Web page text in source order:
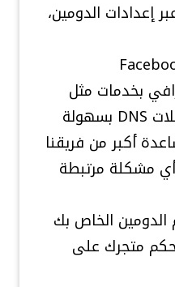
إعدادات الدومين،
بخدمات مثل
أكبر من فريقنا
مشكلة مرتبطة
الخاص بك
متجرك على